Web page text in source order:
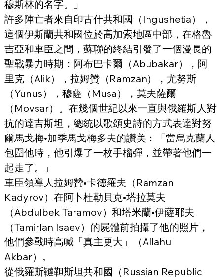
穆斯林的名字。」
許多陣亡者來自印古什共和國（Ingushetia），
這個伊斯蘭共和國位於高加索地區中部，在格魯
吉亞和車臣之間，蘇聯的終結引發了一個漫長的
聖戰暴力時期：阿布巴卡爾（Abubakar），阿
里克（Alik），拉姆贊（Ramzan），尤努斯
（Yunus），穆薩（Musa），莫夫薩爾
（Movsar）。在幾個世紀以來一直與俄羅斯人對
抗的達吉斯坦，總統以歌頌史詩的方式表達對努
爾馬戈梅•加季馬戈梅多夫的讚美：「當烏克蘭人
包圍他時，他引爆了一枚手榴彈，並帶著他們一
起走了。」
車臣領導人拉姆贊•卡德羅夫（Ramzan
Kadyrov）在阿卜杜勒貝克•塔拉莫夫
（Abdulbek Taramov）和塔米蘭•伊薩耶夫
（Tamirlan Isaev）的屍體前拍攝了他的照片，
他們參戰時高喊「真主更大」（Allahu
Akbar）。
從俄羅斯韃靼斯坦共和國（Russian Republic